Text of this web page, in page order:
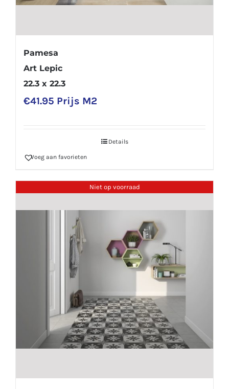
Pamesa
Art Lepic
22.3 x 22.3
€41.95 Prijs M2
Details
Voeg aan favorieten
Niet op voorraad